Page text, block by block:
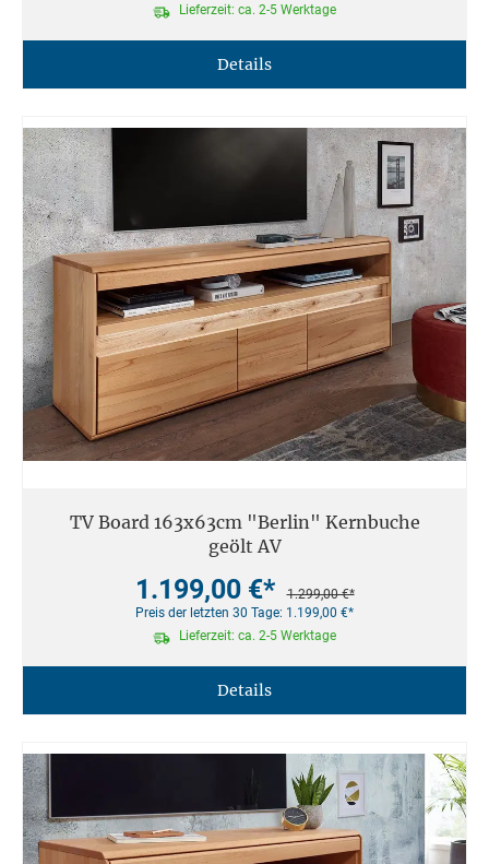
Lieferzeit: ca. 2-5 Werktage
Details
TV Board 163x63cm "Berlin" Kernbuche
geölt AV
1.199,00 €*
1.299,00 €*
Preis der letzten 30 Tage: 1.199,00 €*
Lieferzeit: ca. 2-5 Werktage
Details